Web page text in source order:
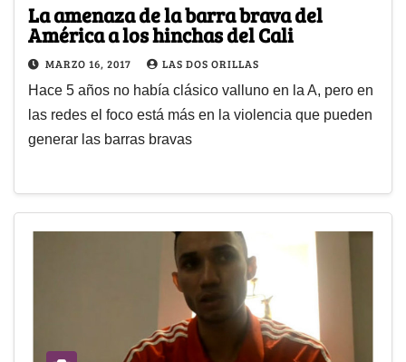
La amenaza de la barra brava del
América a los hinchas del Cali
MARZO 16, 2017 LAS DOS ORILLAS
Hace 5 años no había clásico valluno en la A, pero en
las redes el foco está más en la violencia que pueden
generar las barras bravas